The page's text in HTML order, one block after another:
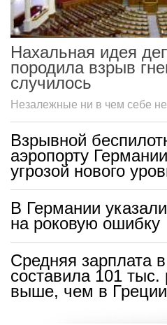
Нахальная идея
породила взрыв
случилось
Незалежные ни в чем себе
Взрывной
аэропорту
угрозой нового
В Германии
на роковую ошибку
Средняя зарплата
составила 101 тыс.
выше, чем в Греции